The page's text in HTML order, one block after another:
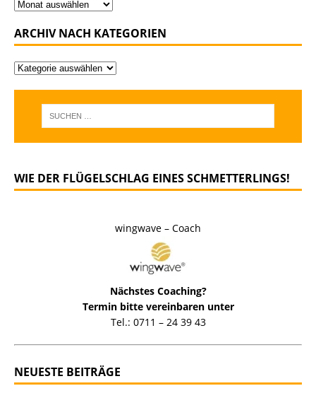
ARCHIV NACH KATEGORIEN
WIE DER FLÜGELSCHLAG EINES SCHMETTERLINGS!
wingwave – Coach
Nächstes Coaching?
Termin bitte vereinbaren unter
Tel.: 0711 – 24 39 43
NEUESTE BEITRÄGE